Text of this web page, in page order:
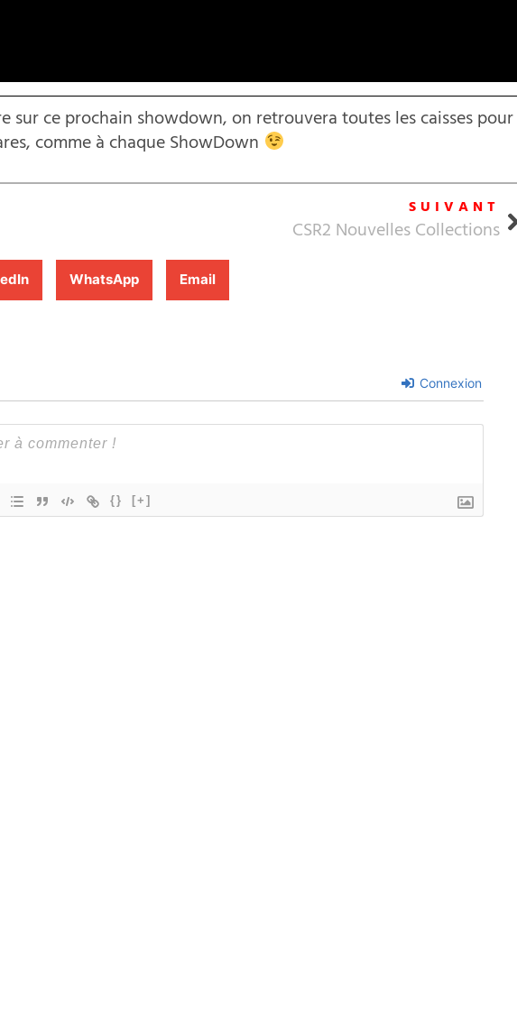
sur ce prochain showdown, on retrouvera toutes les caisses pour
comme à chaque ShowDown
SUIVANT
CSR2 Nouvelles Collections
WhatsApp Email
Connexion
{} [+]